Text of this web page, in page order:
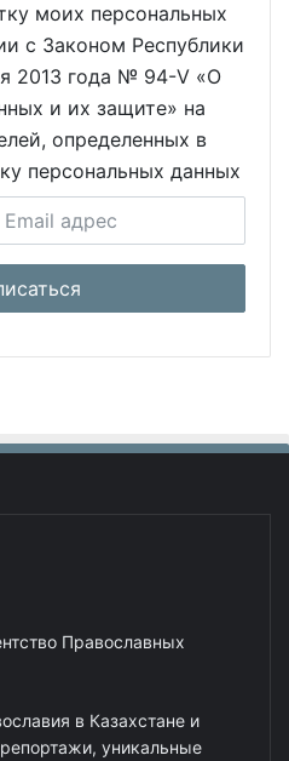
моих персональных
с Законом Республики
2013 года № 94-V «О
и их защите» на
определенных в
персональных данных
Православных
в Казахстане и
уникальные